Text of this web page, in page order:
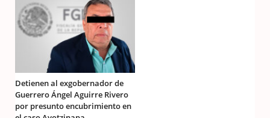
Detienen al exgobernador de
Guerrero Ángel Aguirre Rivero
por presunto encubrimiento en